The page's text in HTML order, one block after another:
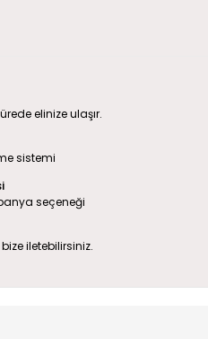
elinize ulaşır.
sistemi
seçeneği
iletebilirsiniz.